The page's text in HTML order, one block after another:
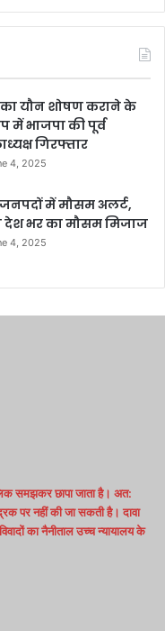
का यौन शोषण कराने के
में भाजपा की पूर्व
गिरफ्तार
4, 2025
में मौसम अलर्ट,
देश भर का मौसम मिजाज
4, 2025
समझकर छापा जाता है। अत:
पर नहीं की जा सकती है। दावा
का नैनीताल उच्च न्यायालय के